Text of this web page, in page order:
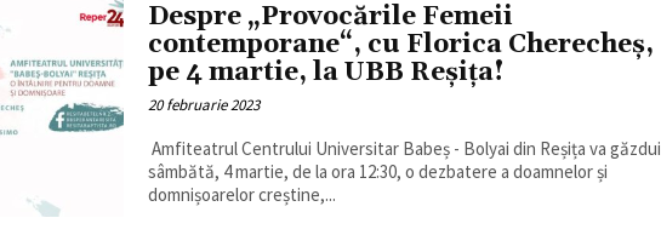
Despre „Provocările Femeii
contemporane“, cu Florica Cherecheș,
pe 4 martie, la UBB Reșița!
20 februarie 2023
Amfiteatrul Centrului Universitar Babeș - Bolyai din Reșița va găzdui
sâmbătă, 4 martie, de la ora 12:30, o dezbatere a doamnelor și
domnișoarelor creștine,...